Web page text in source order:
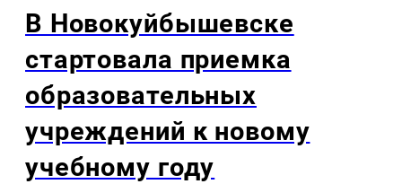
В Новокуйбышевске
стартовала приемка
образовательных
учреждений к новому
учебному году